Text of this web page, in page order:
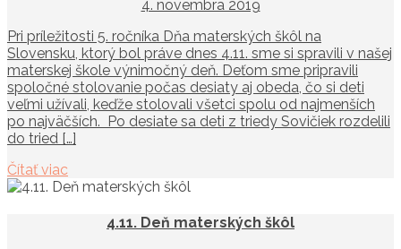
4. novembra 2019
Pri príležitosti 5. ročníka Dňa materských škôl na
Slovensku, ktorý bol práve dnes 4.11. sme si spravili v našej
materskej škole výnimočný deň. Deťom sme pripravili
spoločné stolovanie počas desiaty aj obeda, čo si deti
veľmi užívali, keďže stolovali všetci spolu od najmenších
po najväčších. Po desiate sa deti z triedy Sovičiek rozdelili
do tried […]
Čítať viac
4.11. Deň materských škôl